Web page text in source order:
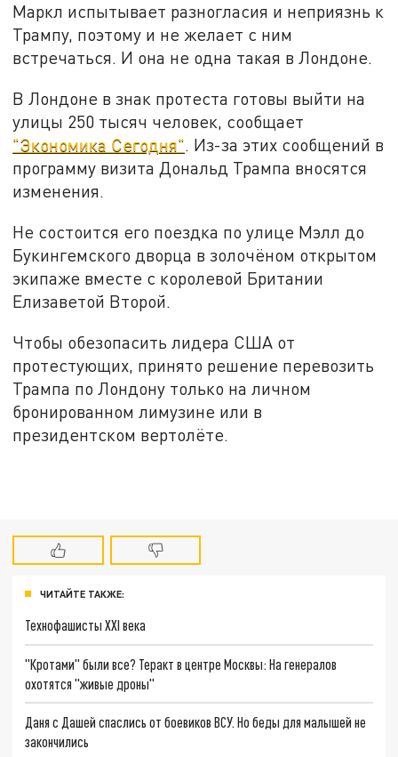
Маркл испытывает разногласия и неприязнь к
Трампу, поэтому и не желает с ним
встречаться. И она не одна такая в Лондоне.
В Лондоне в знак протеста готовы выйти на
улицы 250 тысяч человек, сообщает
"Экономика Сегодня". Из-за этих сообщений в
программу визита Дональд Трампа вносятся
изменения.
Не состоится его поездка по улице Мэлл до
Букингемского дворца в золочёном открытом
экипаже вместе с королевой Британии
Елизаветой Второй.
Чтобы обезопасить лидера США от
протестующих, принято решение перевозить
Трампа по Лондону только на личном
бронированном лимузине или в
президентском вертолёте.
ЧИТАЙТЕ ТАКЖЕ:
Технофашисты XXI века
"Кротами" были все? Теракт в центре Москвы: На генералов
охотятся "живые дроны"
Даня с Дашей спаслись от боевиков ВСУ. Но беды для малышей не
закончились